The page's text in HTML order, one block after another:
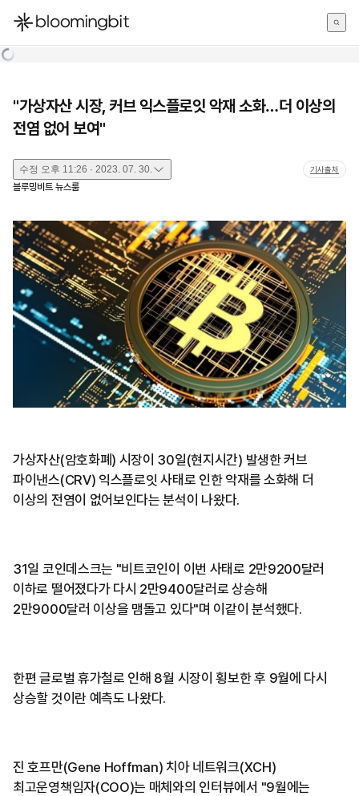
한국어
"가상자산 시장, 커브 익스플로잇 악재 소화…더 이상의
전염 없어 보여"
수정 오후 11:26 · 2023. 07. 30. 기사출처
블루밍비트 뉴스룸
가상자산(암호화폐) 시장이 30일(현지시간) 발생한 커브
파이낸스(CRV) 익스플로잇 사태로 인한 악재를 소화해 더
이상의 전염이 없어보인다는 분석이 나왔다.
31일 코인데스크는 "비트코인이 이번 사태로 2만9200달러
이하로 떨어졌다가 다시 2만9400달러로 상승해
2만9000달러 이상을 맴돌고 있다"며 이같이 분석했다.
한편 글로벌 휴가철로 인해 8월 시장이 횡보한 후 9월에 다시
상승할 것이란 예측도 나왔다.
진 호프만(Gene Hoffman) 치아 네트워크(XCH)
최고운영책임자(COO)는 매체와의 인터뷰에서 "9월에는